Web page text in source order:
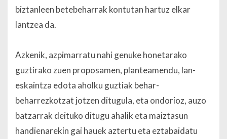
biztanleen betebeharrak kontutan hartuz elkar
lantzea da.
Azkenik, azpimarratu nahi genuke honetarako
guztirako zuen proposamen, planteamendu, lan-
eskaintza edota aholku guztiak behar-
beharrezkotzat jotzen ditugula, eta ondorioz, auzo
batzarrak deituko ditugu ahalik eta maiztasun
handienarekin gai hauek aztertu eta eztabaidatu